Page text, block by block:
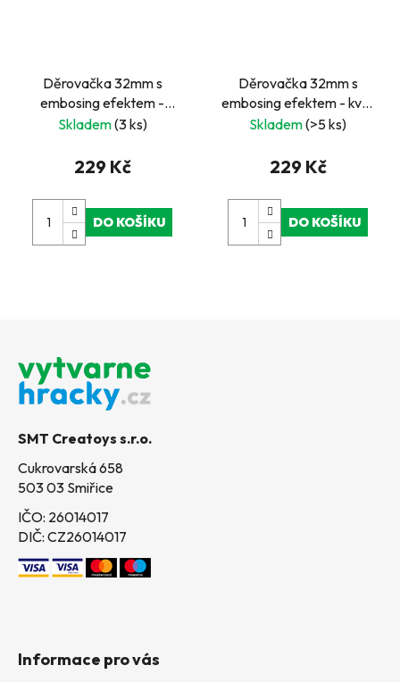
Děrovačka 32mm s
embosing efektem -
hvězda
Skladem(3 ks)
229 Kč
DO KOŠÍKU
Děrovačka 32mm s
embosing efektem - květ
8
Skladem(>5 ks)
229 Kč
DO KOŠÍKU
SMT Creatoys s.r.o.
Cukrovarská 658
503 03 Smiřice
IČO: 26014017
DIČ: CZ26014017
Informace pro vás